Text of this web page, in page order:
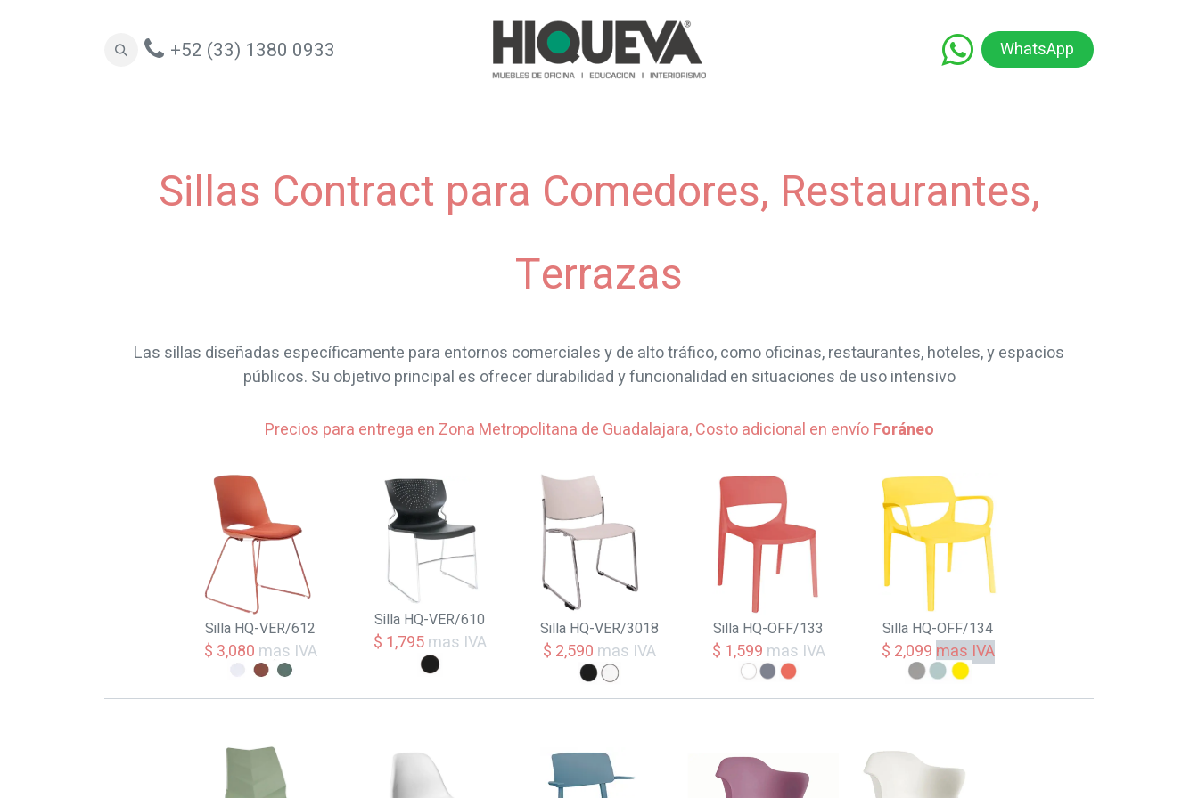
+52 (33) 1380 0933 WhatsApp
Sillas Contract para Comedores, Restaurantes,
Terrazas
Las sillas diseñadas específicamente para entornos comerciales y de alto tráfico, como oficinas, restaurantes, hoteles, y espacios
públicos. Su objetivo principal es ofrecer durabilidad y funcionalidad en situaciones de uso intensivo
Precios para entrega en Zona Metropolitana de Guadalajara, Costo adicional en envíoForáneo
Silla HQ-VER/612
$ 3,080 mas IVA
Silla HQ-VER/610
$ 1,795mas IVA
Silla HQ-VER/3018
$ 2,590 mas IVA
Silla HQ-OFF/133
$ 1,599 mas IVA
Silla HQ-OFF/134
$ 2,099 mas IVA